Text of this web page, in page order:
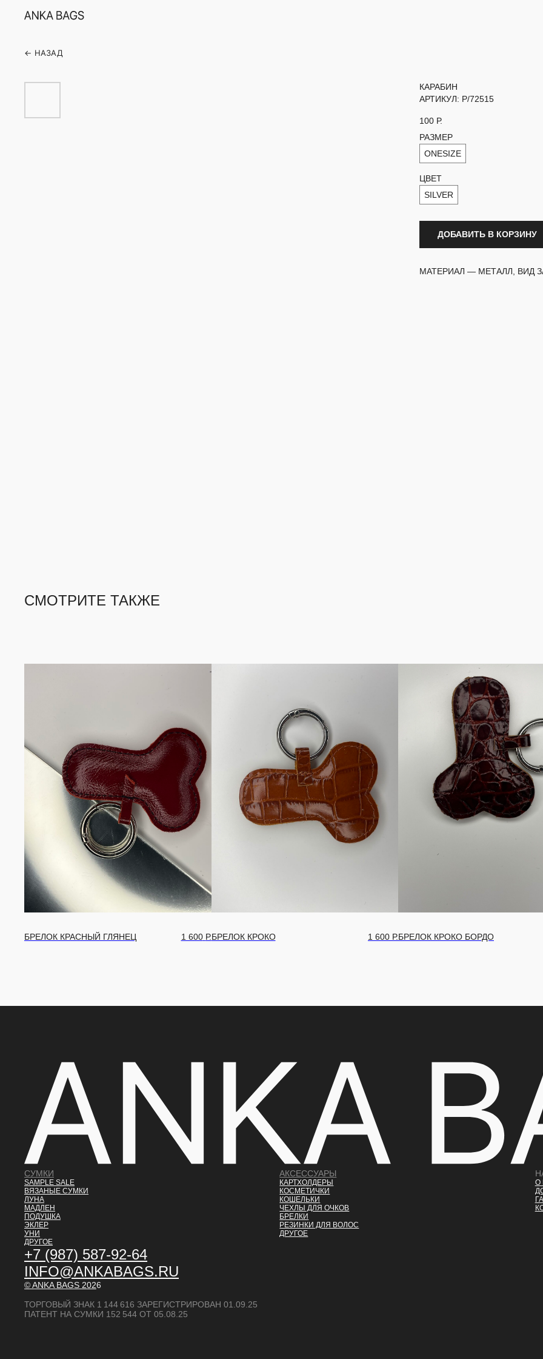
← НАЗАД
КАРАБИН
АРТИКУЛ: P/72515
100 Р.
РАЗМЕР
ONESIZE
ЦВЕТ
SILVER
ДОБАВИТЬ В КОРЗИНУ
МАТЕРИАЛ — МЕТАЛЛ, ВИД
СМОТРИТЕ ТАКЖЕ
БРЕЛОК КРОКО 1 600 Р. БРЕЛОК КРОКО БОРДО 1 600 Р. БРЕЛОК КРОКО ЧЕРНЫЙ
СУМКИ
SAMPLE SALE
ВЯЗАНЫЕ СУМКИ
ЛУНА
МАДЛЕН
ПОДУШКА
ЭКЛЕР
УНИ
ДРУГОЕ
АКСЕССУАРЫ
КАРТХОЛДЕРЫ
КОСМЕТИЧКИ
КОШЕЛЬКИ
ЧЕХЛЫ ДЛЯ ОЧКОВ
БРЕЛКИ
РЕЗИНКИ ДЛЯ ВОЛОС
ДРУГОЕ
О
+7 (987) 587-92-64
INFO@ANKABAGS.RU
© ANKA BAGS 2026
ТОРГОВЫЙ ЗНАК 1 144 616 ЗАРЕГИСТРИРОВАН 01.09.25
ПАТЕНТ НА СУМКИ 152 544 ОТ 05.08.25